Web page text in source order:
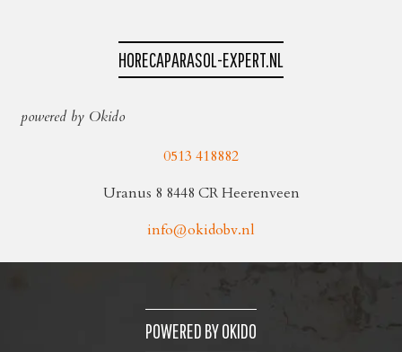
HORECAPARASOL-EXPERT.NL
powered by Okido
0513 418882
Uranus 8 8448 CR Heerenveen
info@okidobv.nl
POWERED BY OKIDO